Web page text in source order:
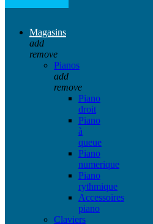
Magasins
add
remove
Pianos
add
remove
Piano
droit
Piano
à
queue
Piano
numerique
Piano
rythmique
Accessoires
piano
Claviers